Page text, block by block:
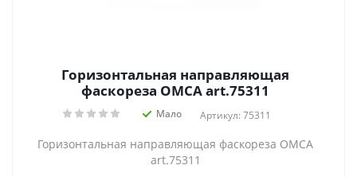
Горизонтальная направляющая
фаскореза OMCA art.75311
Мало Артикул: 75311
Горизонтальная направляющая фаскореза OMCA
art.75311